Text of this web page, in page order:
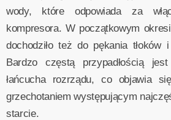
wody, które odpowiada za
kompresora. W początkowym
dochodziło też do pękania tłoków
Bardzo częstą przypadłością
łańcucha rozrządu, co objawia
grzechotaniem występującym
starcie.